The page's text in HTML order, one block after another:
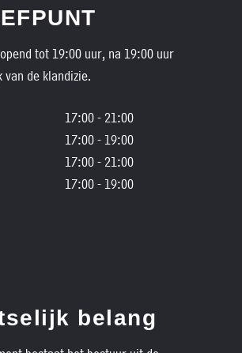
tot 19:00 uur, na 19:00 uur
van de klandizie.
17:00 - 21:00
17:00 - 19:00
17:00 - 21:00
17:00 - 19:00
belang